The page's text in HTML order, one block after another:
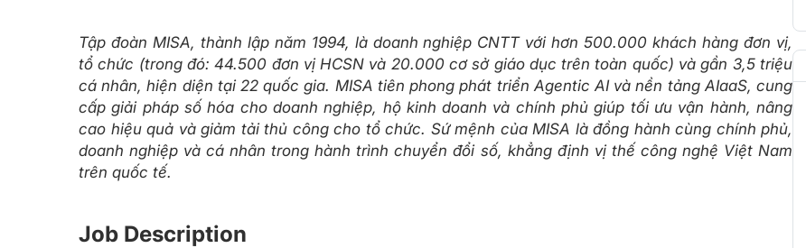
Tập đoàn MISA, thành lập năm 1994, là doanh nghiệp CNTT với hơn 500.000 khách hàng đơn vị,
tổ chức (trong đó: 44.500 đơn vị HCSN và 20.000 cơ sở giáo dục trên toàn quốc) và gần 3,5 triệu
cá nhân, hiện diện tại 22 quốc gia. MISA tiên phong phát triển Agentic AI và nền tảng AIaaS, cung
cấp giải pháp số hóa cho doanh nghiệp, hộ kinh doanh và chính phủ giúp tối ưu vận hành, nâng
cao hiệu quả và giảm tải thủ công cho tổ chức. Sứ mệnh của MISA là đồng hành cùng chính phủ,
doanh nghiệp và cá nhân trong hành trình chuyển đổi số, khẳng định vị thế công nghệ Việt Nam
trên quốc tế.
Job Description